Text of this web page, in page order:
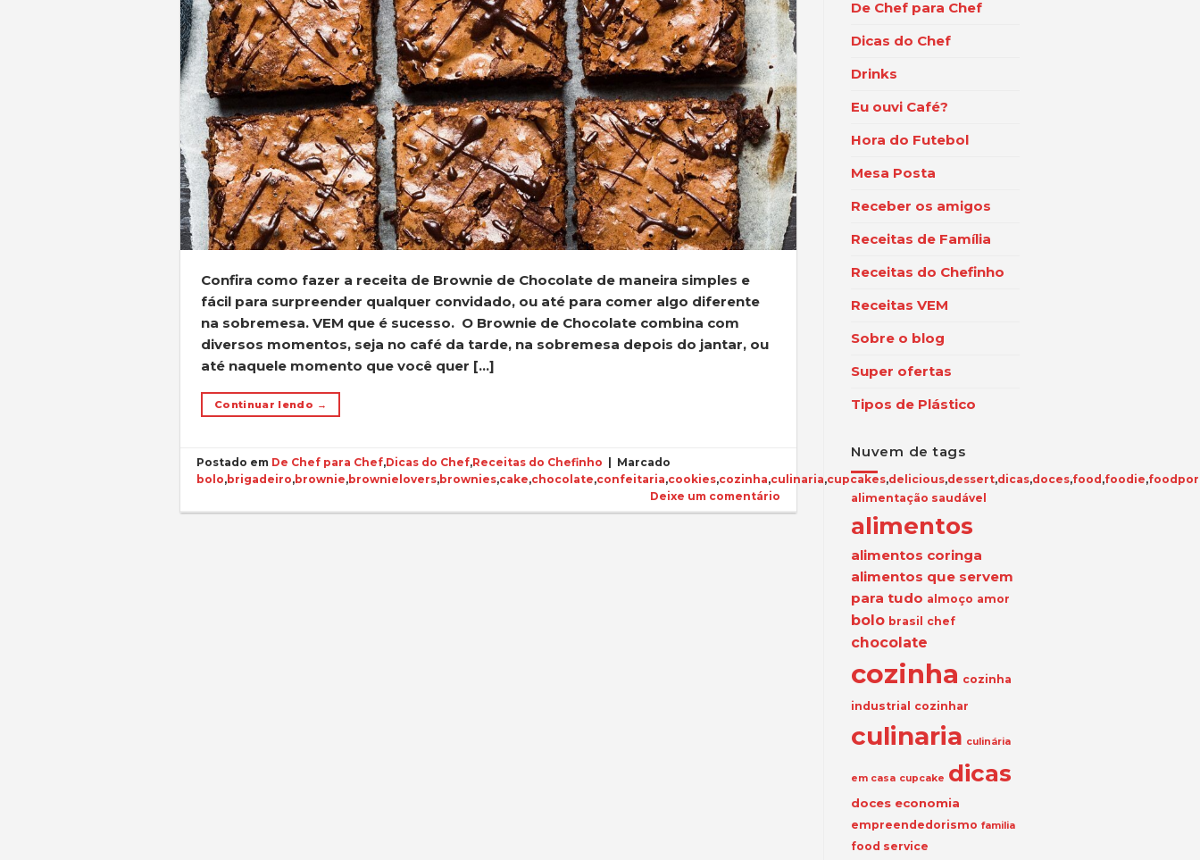
Confira como fazer a receita de Brownie de Chocolate de maneira simples e
fácil para surpreender qualquer convidado, ou até para comer algo diferente
na sobremesa. VEM que é sucesso. O Brownie de Chocolate combina com
diversos momentos, seja no café da tarde, na sobremesa depois do jantar, ou
até naquele momento que você quer […]
Continuar lendo →
Postado em De Chef para Chef,Dicas do Chef,Receitas do Chefinho
Marcado
bolo, brigadeiro, brownie, brownielovers, brownies,cake,chocolate,confeitaria,cookies,cozinha,culinaria,cupcakes,delicious,dessert,dicas,doces,food ,foodie,
Deixe um comentário
De Chef para Chef
Dicas do Chef
Drinks
Eu ouvi Café?
Hora do Futebol
Mesa Posta
Receber os amigos
Receitas de Família
Receitas do Chefinho
Receitas VEM
Sobre o blog
Super ofertas
Tipos de Plástico
Nuvem de tags
alimentação saudável
alimentos
alimentos coringa
alimentos que servem
para tudo almoço amor
bolo brasil chef
chocolate
cozinha cozinha
industrial
cozinhar
culinaria culinária
em casa cupcake dicas
doces economia
empreendedorismo familia
food service